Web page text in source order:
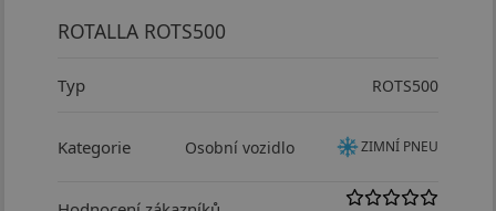
ROTALLA ROTS500
Typ ROTS500
Kategorie Osobní vozidlo ZIMNÍ PNEU